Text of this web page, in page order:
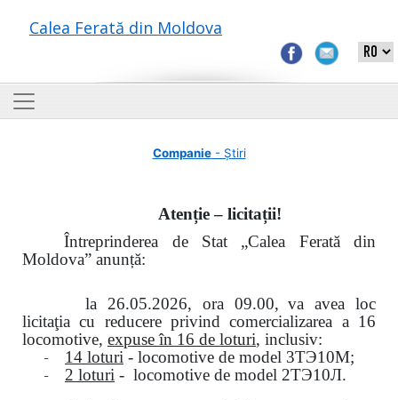
Calea Ferată din Moldova
Companie- Știri
Atenție – licitații!
Întreprinderea de Stat „Calea Ferată din
Moldova” anunță:
la 26.05.2026, ora 09.00, va avea loc
licitaţia cu reducere privind comercializarea a 16
locomotive, expuse în 16 de loturi, inclusiv:
- 14 loturi - locomotive de model 3ТЭ10М;
- 2 loturi - locomotive de model 2ТЭ10Л.